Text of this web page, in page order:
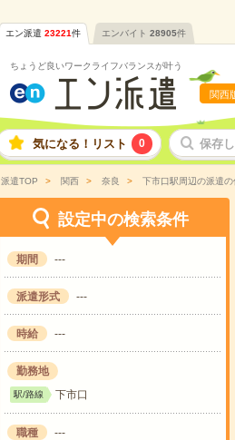
エン派遣 23221件 エンバイト 28905件
ちょうど良いワークライフバランスが叶う
関西
気になる！リスト 0 保存
派遣TOP 関西 奈良 下市口駅周辺の派遣の
設定中の検索条件
期間 ---
派遣形式 ---
時給 ---
勤務地
駅/路線 下市口
職種 ---